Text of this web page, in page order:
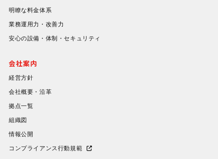
明瞭な料金体系
業務運用力・改善力
安心の設備・体制・セキュリティ
会社案内
経営方針
会社概要・沿革
拠点一覧
組織図
情報公開
コンプライアンス行動規範